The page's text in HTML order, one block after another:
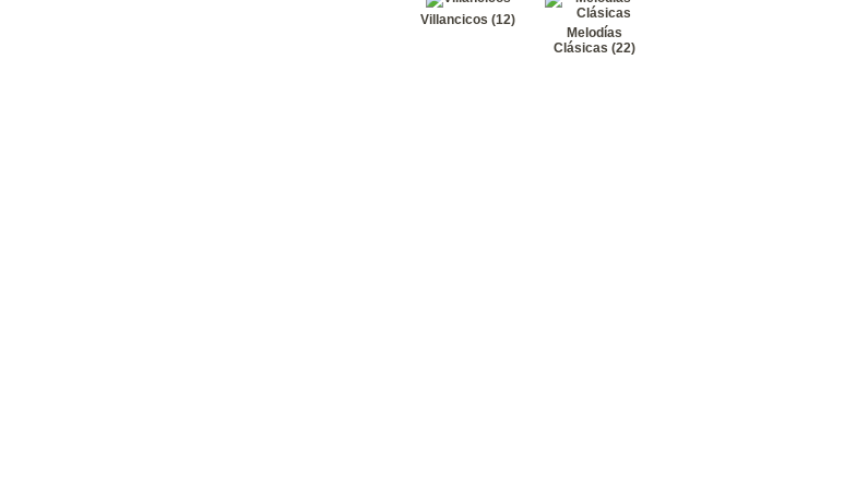
Melodías Clásicas - Ave María (Schubert)
Melodías Clásicas - Deck the halls (Traditional)
Villancicos (12)
Melodías
Clásicas (22)